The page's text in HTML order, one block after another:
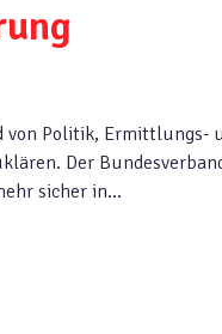
von Politik, Ermittlungs-
Der
sicher in…